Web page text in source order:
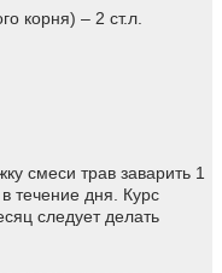
корня) – 2 ст.л.
смеси трав заварить 1
течение дня. Курс
следует делать